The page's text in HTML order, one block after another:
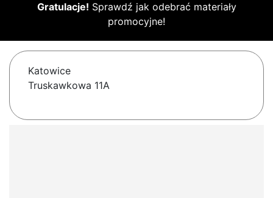
Gratulacje! Sprawdź jak odebrać materiały
promocyjne!
Katowice
Truskawkowa 11A